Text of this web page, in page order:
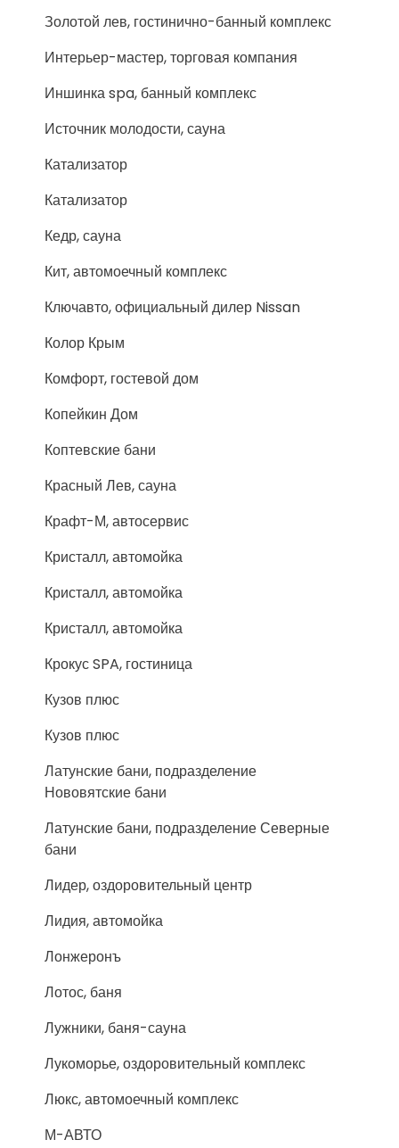
Золотой лев, гостинично-банный комплекс
Интерьер-мастер, торговая компания
Иншинка spa, банный комплекс
Источник молодости, сауна
Катализатор
Катализатор
Кедр, сауна
Кит, автомоечный комплекс
Ключавто, официальный дилер Nissan
Колор Крым
Комфорт, гостевой дом
Копейкин Дом
Коптевские бани
Красный Лев, сауна
Крафт-М, автосервис
Кристалл, автомойка
Кристалл, автомойка
Кристалл, автомойка
Крокус SPA, гостиница
Кузов плюс
Кузов плюс
Латунские бани, подразделение
Нововятские бани
Латунские бани, подразделение Северные
бани
Лидер, оздоровительный центр
Лидия, автомойка
Лонжеронъ
Лотос, баня
Лужники, баня-сауна
Лукоморье, оздоровительный комплекс
Люкс, автомоечный комплекс
М-АВТО